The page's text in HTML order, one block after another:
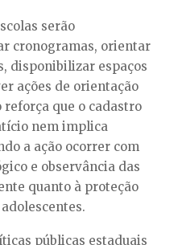
serão
cronogramas, orientar
disponibilizar espaços
ações de orientação
que o cadastro
nem implica
a ação ocorrer com
e observância das
quanto à proteção
públicas estaduais